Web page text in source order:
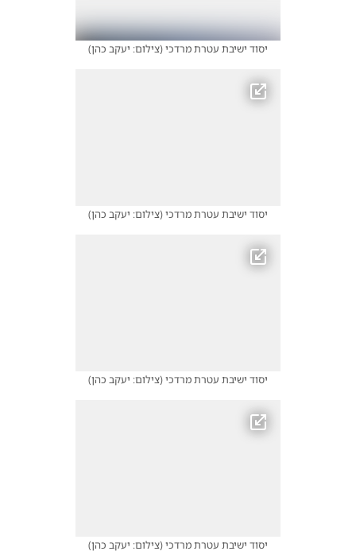
יסוד ישיבת עטרת מרדכי(צילום: יעקב כהן)
יסוד ישיבת עטרת מרדכי(צילום: יעקב כהן)
יסוד ישיבת עטרת מרדכי(צילום: יעקב כהן)
יסוד ישיבת עטרת מרדכי(צילום: יעקב כהן)